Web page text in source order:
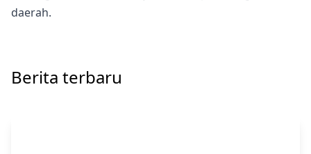
daerah.
Berita terbaru